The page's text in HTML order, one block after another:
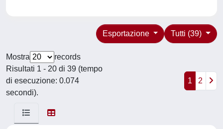
Tutti (39)
Esportazione
Mostra
records
Risultati 1 - 20 di 39 (tempo
di esecuzione: 0.074
secondi).
1 2